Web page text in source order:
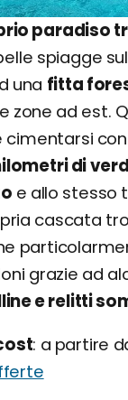
paradiso
spiagge
una fitta
zone ad est.
cimentarsi con
di
e allo stesso
cascata
grazie ad
e relitti
a partire